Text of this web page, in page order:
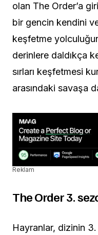
olan The Order’a
bir gencin kendini
keşfetme
derinlere daldıkça
sırları keşfetmesi
arasındaki savaşa
Reklam
The Order 3.
Hayranlar, dizinin 3.